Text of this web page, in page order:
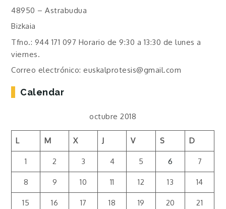
48950 – Astrabudua
Bizkaia
Tfno.: 944 171 097 Horario de 9:30 a 13:30 de lunes a
viernes.
Correo electrónico: euskalprotesis@gmail.com
Calendar
octubre 2018
L M X J V S D
1 2 3 4 5 6 7
8 9 10 11 12 13 14
15 16 17 18 19 20 21